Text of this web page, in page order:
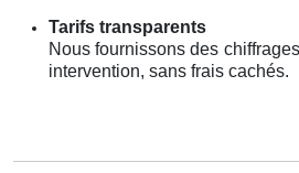
Tarifs transparents
Nous fournissons des
intervention, sans frais cachés.